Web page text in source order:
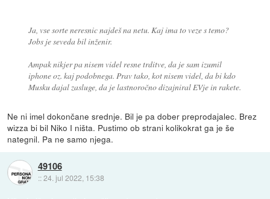
Ja, vse sorte neresnic najdeš na netu. Kaj ima to veze s temo?
Jobs je seveda bil inženir.
Ampak nikjer pa nisem videl resne trditve, da je sam izumil
iphone oz. kaj podobnega. Prav tako, kot nisem videl, da bi kdo
Musku dajal zasluge, da je lastnoročno dizajniral EVje in rakete.
Ne ni imel dokončane srednje. Bil je pa dober preprodajalec. Brez
wizza bi bil Niko I ništa. Pustimo ob strani kolikokrat ga je še
nategnil. Pa ne samo njega.
49106
::24. jul 2022, 15:38